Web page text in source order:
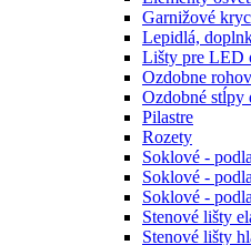
Garnižové
Lepidlá,
Lišty pre LED
Ozdobne
Ozdobné stĺpy
Pilastre
Rozety
Soklové -
Soklové -
Soklové -
Stenové lišty
Stenové lišty